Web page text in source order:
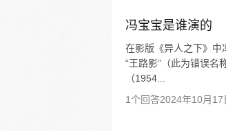
冯宝宝是谁演的
在影版《异人之下》中
“王路影”（此为错误名
（1954...
1个回答2024年10月17